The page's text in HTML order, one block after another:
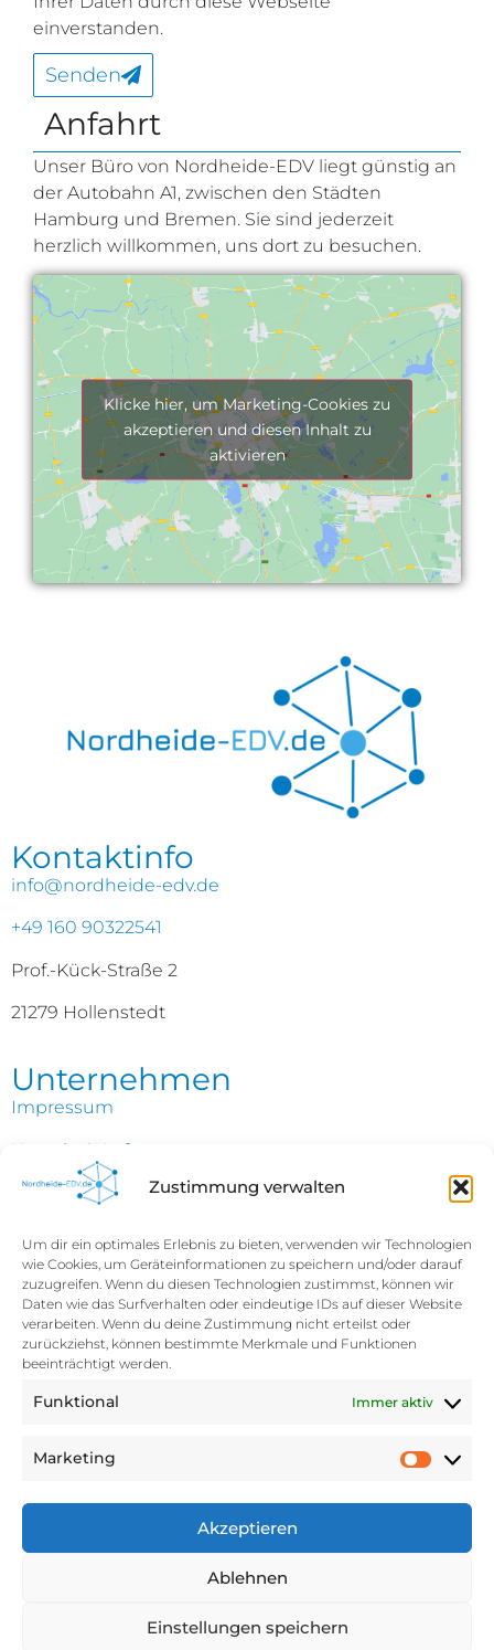
Zustimmung verwalten
Um dir ein optimales Erlebnis zu bieten, verwenden wir Technologien
wie Cookies, um Geräteinformationen zu speichern und/oder darauf
zuzugreifen. Wenn du diesen Technologien zustimmst, können wir
Daten wie das Surfverhalten oder eindeutige IDs auf dieser Website
verarbeiten. Wenn du deine Zustimmung nicht erteilst oder
zurückziehst, können bestimmte Merkmale und Funktionen
beeinträchtigt werden.
Funktional Immer aktiv
Marketing
Akzeptieren
Ablehnen
Einstellungen speichern
einverstanden.
Senden
Anfahrt
Unser Büro von Nordheide-EDV liegt günstig an
der Autobahn A1, zwischen den Städten
Hamburg und Bremen. Sie sind jederzeit
herzlich willkommen, uns dort zu besuchen.
Klicke hier, um Marketing-Cookies zu
akzeptieren und diesen Inhalt zu
aktivieren
Kontaktinfo
info@nordheide-edv.de
+49 160 90322541
Prof.-Kück-Straße 2
21279 Hollenstedt
Unternehmen
Impressum
Kontakt & Anfrage
Softwareentwicklung
Datenschutzerklärung